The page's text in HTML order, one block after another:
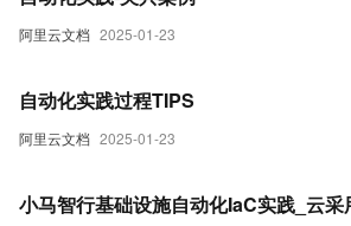
阿里云文档 2025-01-23
阿里云文档 2025-01-23
自动化实践过程TIPS
小马智行基础设施自动化IaC实践_云